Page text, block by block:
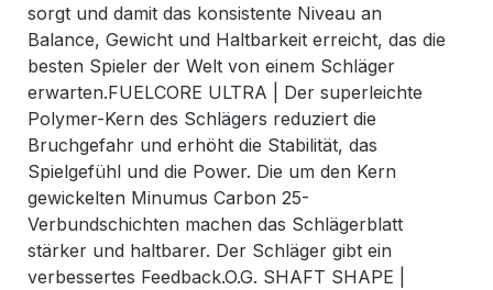
sorgt und damit das konsistente Niveau an
Balance, Gewicht und Haltbarkeit erreicht, das die
besten Spieler der Welt von einem Schläger
erwarten.FUELCORE ULTRA | Der superleichte
Polymer-Kern des Schlägers reduziert die
Bruchgefahr und erhöht die Stabilität, das
Spielgefühl und die Power. Die um den Kern
gewickelten Minumus Carbon 25-
Verbundschichten machen das Schlägerblatt
stärker und haltbarer. Der Schläger gibt ein
verbessertes Feedback.O.G. SHAFT SHAPE |